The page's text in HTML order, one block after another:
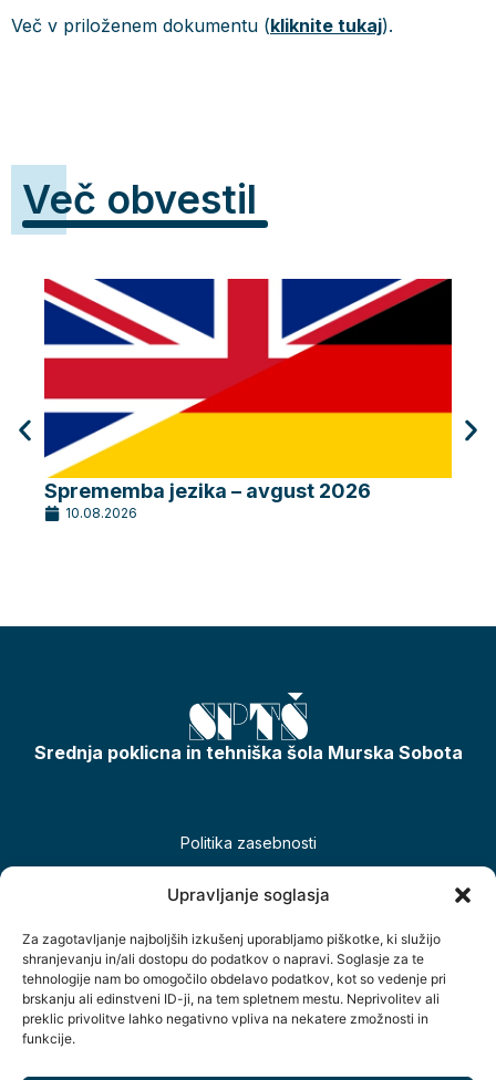
Upravljanje soglasja
Za zagotavljanje najboljših izkušenj uporabljamo piškotke, ki služijo
shranjevanju in/ali dostopu do podatkov o napravi. Soglasje za te
tehnologije nam bo omogočilo obdelavo podatkov, kot so vedenje pri
brskanju ali edinstveni ID-ji, na tem spletnem mestu. Neprivolitev ali
preklic privolitve lahko negativno vpliva na nekatere zmožnosti in
funkcije.
Več v priloženem dokumentu (kliknite tukaj).
Več obvestil
Sprememba jezika – avgust 2026
10.08.2026
Srednja poklicna in tehniška šola Murska Sobota
Politika zasebnosti
Izjava o dostopnosti